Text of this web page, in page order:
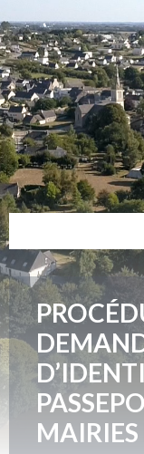
to
content
to
left
sidebar
to
right
sidebar
to
footer
MAIRIES